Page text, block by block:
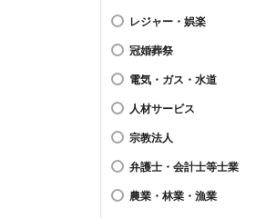
レジャー・娯楽
冠婚葬祭
電気・ガス・水道
人材サービス
宗教法人
弁護士・会計士等士業
農業・林業・漁業